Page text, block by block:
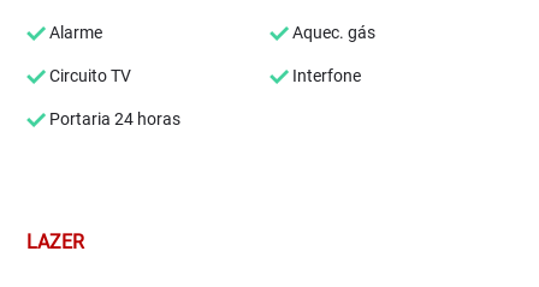
Alarme Aquec. gás
Circuito TV Interfone
Portaria 24 horas
LAZER